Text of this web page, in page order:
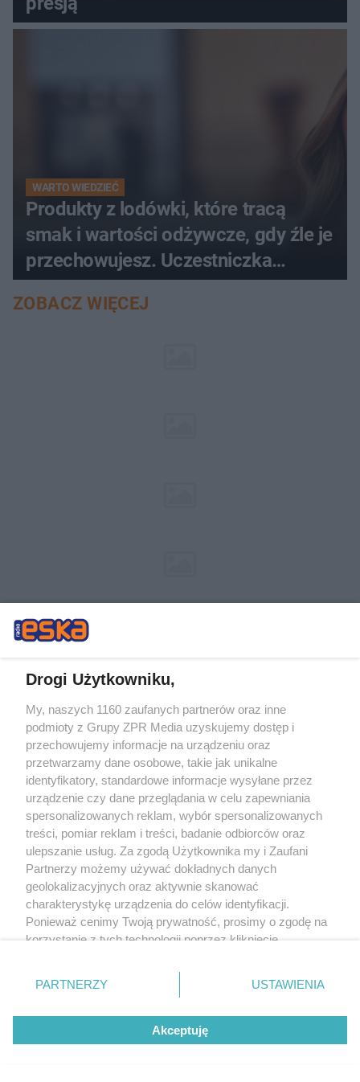
WARTO WIEDZIEĆ
Produkty z lodówki, które tracą
smak i wartości odżywcze, gdy źle je
przechowujesz. Uczestniczka
"MasterChefa"
ZOBACZ WIĘCEJ
Żaden utwór zamieszczony w serwisie nie może być powielany i
rozpowszechniany lub dalej rozpowszechniany w jakikolwiek sposób (w
tym także elektroniczny lub mechaniczny) na jakimkolwiek polu
eksploatacji w jakiejkolwiek formie, włącznie z umieszczaniem w Internecie
bez pisemnej zgody właściciela praw. Jakiekolwiek użycie lub
wykorzystanie utworów w całości lub w części z naruszeniem prawa, tzn.
bez właściwej zgody, jest zabronione pod groźbą kary i może być ścigane
prawnie.
O nas
Nasze serwisy
Drogi Użytkowniku,
My, naszych 1160 zaufanych partnerów oraz inne
podmioty z Grupy ZPR Media uzyskujemy dostęp i
przechowujemy informacje na urządzeniu oraz
przetwarzamy dane osobowe, takie jak unikalne
identyfikatory, standardowe informacje wysyłane przez
urządzenie czy dane przeglądania w celu zapewniania
spersonalizowanych reklam, wybór spersonalizowanych
treści, pomiar reklam i treści, badanie odbiorców oraz
ulepszanie usług. Za zgodą Użytkownika my i Zaufani
Partnerzy możemy używać dokładnych danych
geolokalizacyjnych oraz aktywnie skanować
charakterystykę urządzenia do celów identyfikacji.
Ponieważ cenimy Twoją prywatność, prosimy o zgodę na
korzystanie z tych technologii poprzez kliknięcie
zmienić/wycofać klikając przycisk ustawień prywatności
znajdujący się w lewym dolnym rogu strony
rodzaje przetwarzania danych nie wymagają zgody
użytkownika, ale masz prawo sprzeciwić się takiemu
przetwarzaniu. Preferencje będą miały zastosowanie tylko
PARTNERZY USTAWIENIA
Akceptuję